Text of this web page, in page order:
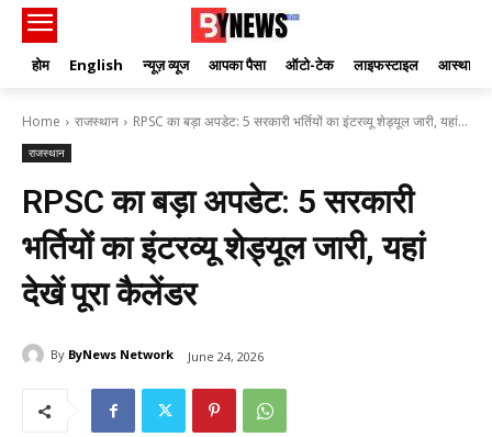
होम English न्यूज़ व्यूज आपका पैसा ऑटो-टेक लाइफस्टाइल आस्था
Home राजस्थान RPSC का बड़ा अपडेट: 5 सरकारी भर्तियों का इंटरव्यू शेड्यूल जारी, यहां...
राजस्थान
RPSC का बड़ा अपडेट: 5 सरकारी
भर्तियों का इंटरव्यू शेड्यूल जारी, यहां
देखें पूरा कैलेंडर
By ByNews Network June 24, 2026